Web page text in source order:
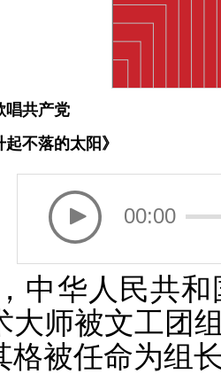
唱共产党
不落的太阳》
00:00
中华人民共
大师被文工团
格被任命为组